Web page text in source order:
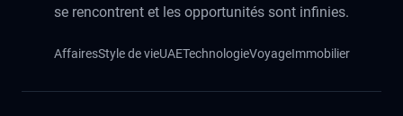
se rencontrent et les opportunités sont infinies.
AffairesStyle de vieUAETechnologieVoyageImmobilier